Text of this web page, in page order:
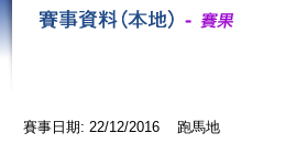
賽事日期: 22/12/2016 跑馬地